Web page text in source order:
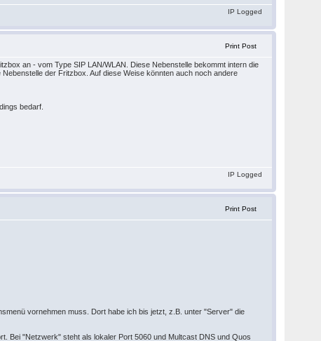
IP Logged
Print Post
an - vom Type SIP LAN/WLAN. Diese Nebenstelle bekommt intern die
der Fritzbox. Auf diese Weise könnten auch noch andere
bedarf.
IP Logged
Print Post
vornehmen muss. Dort habe ich bis jetzt, z.B. unter "Server" die
Bei "Netzwerk" steht als lokaler Port 5060 und Multcast DNS und Quos